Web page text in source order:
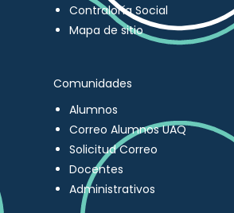
Contraloría Social
Mapa de sitio
Comunidades
Alumnos
Correo Alumnos UAQ
Solicitud Correo
Docentes
Administrativos